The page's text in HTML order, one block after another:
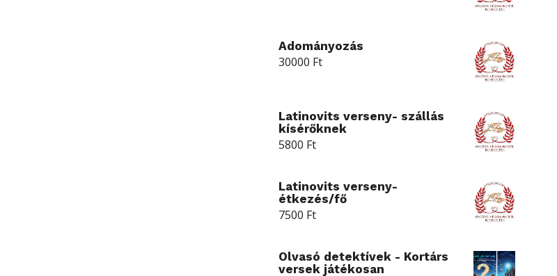
Adományozás
30000 Ft
Latinovits verseny- szállás
kísérőknek
5800 Ft
Latinovits verseny-
étkezés/fő
7500 Ft
Olvasó detektívek - Kortárs
versek játékosan